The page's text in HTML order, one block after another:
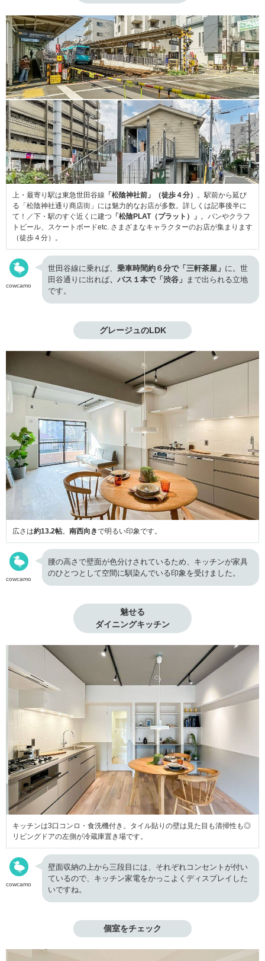
上・最寄り駅は東急世田谷線 「松陰神社前」（徒歩４分） 。駅前から延び
る「松陰神社通り商店街」には魅力的なお店が多数。詳しくは記事後半に
て！／下・駅のすぐ近くに建つ 「松陰PLAT（プラット）」 。パンやクラフ
トビール、スケートボードetc. さまざまなキャラクターのお店が集まります
（徒歩４分）。
cowcamo
世田谷線に乗れば、 乗車時間約６分で「三軒茶屋」 に。世
田谷通りに出れば、バス１本で「渋谷」 まで出られる立地
です。
グレージュのLDK
広さは約13.2帖。 南西向きで明るい印象です。
cowcamo
腰の高さで壁面が色分けされているため、キッチンが家具
のひとつとして空間に馴染んでいる印象を受けました。
魅せる
ダイニングキッチン
キッチンは3口コンロ・食洗機付き。タイル貼りの壁は見た目も清掃性も◎
リビングドアの左側が冷蔵庫置き場です。
cowcamo
壁面収納の上から三段目には、それぞれコンセントが付い
ているので、キッチン家電をかっこよくディスプレイした
いですね。
個室をチェック